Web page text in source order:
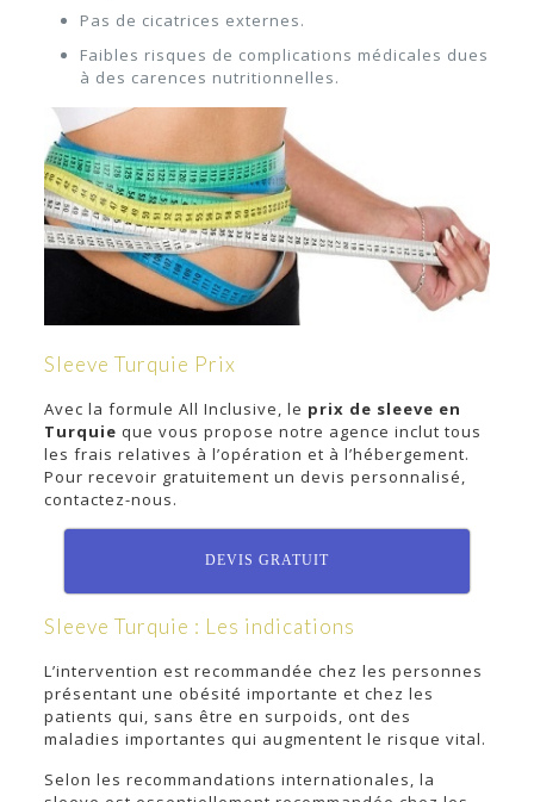
Pas de cicatrices externes.
Faibles risques de complications médicales dues
à des carences nutritionnelles.
Sleeve Turquie Prix
Avec la formule All Inclusive, le prix de sleeve en
Turquie que vous propose notre agence inclut tous
les frais relatives à l’opération et à l’hébergement.
Pour recevoir gratuitement un devis personnalisé,
contactez-nous.
DEVIS GRATUIT
Sleeve Turquie : Les indications
L’intervention est recommandée chez les personnes
présentant une obésité importante et chez les
patients qui, sans être en surpoids, ont des
maladies importantes qui augmentent le risque vital.
Selon les recommandations internationales, la